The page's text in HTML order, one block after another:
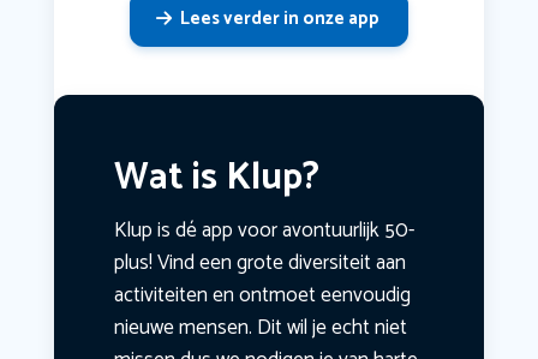
Lees verder in onze app
Wat is Klup?
Klup is dé app voor avontuurlijk 50-
plus! Vind een grote diversiteit aan
activiteiten en ontmoet eenvoudig
nieuwe mensen. Dit wil je echt niet